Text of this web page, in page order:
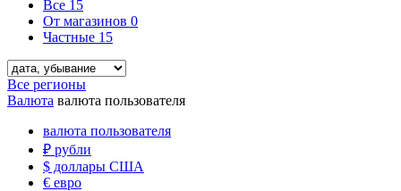
Все 15
От магазинов 0
Частные 15
Все регионы
Валюта валюта пользователя
валюта пользователя
₽ рубли
$ доллары США
€ евро